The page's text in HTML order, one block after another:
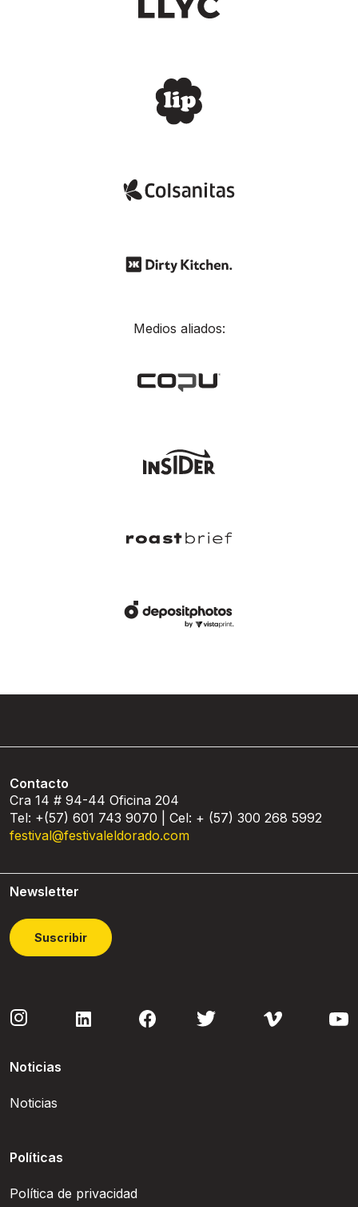
Medios aliados:
Contacto
Cra 14 # 94-44 Oficina 204
Tel: +(57) 601 743 9070 | Cel: + (57) 300 268 5992
festival@festivaleldorado.com
Newsletter
Suscribir
Noticias
Noticias
Políticas
Política de privacidad